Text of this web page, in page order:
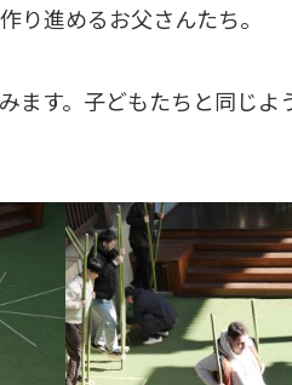
り進めるお父さんたち。
ます。子どもたちと同じよ